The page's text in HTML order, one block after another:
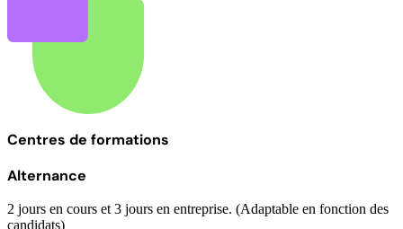
Centres de formations
Alternance
2 jours en cours et 3 jours en entreprise. (Adaptable en fonction des
candidats)